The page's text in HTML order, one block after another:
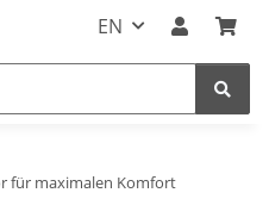
EN
für maximalen Komfort